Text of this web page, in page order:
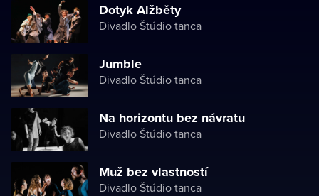
Dotyk Alžběty
Divadlo Štúdio tanca
Jumble
Divadlo Štúdio tanca
Na horizontu bez návratu
Divadlo Štúdio tanca
Muž bez vlastností
Divadlo Štúdio tanca